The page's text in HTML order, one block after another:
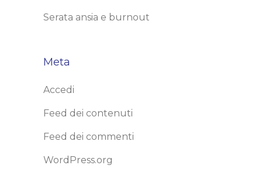
Serata ansia e burnout
Meta
Accedi
Feed dei contenuti
Feed dei commenti
WordPress.org